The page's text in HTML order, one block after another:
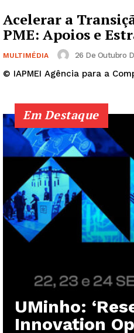
Institucional
Artigos
Edição Digital
Europa
Grande Entrevista
Acelerar a
PME: Apoios e
MULTIMÉDIA 26 De Outubro
© IAPMEI Agência para a
Em Destaque
UMinho:
Innovation